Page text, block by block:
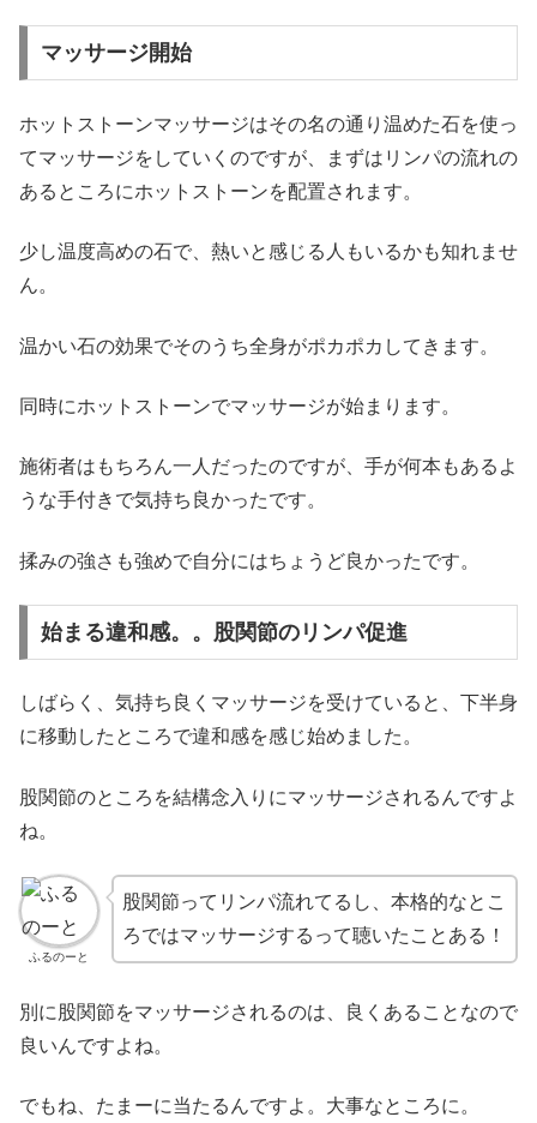
マッサージ開始
ホットストーンマッサージはその名の通り温めた石を使っ
てマッサージをしていくのですが、まずはリンパの流れの
あるところにホットストーンを配置されます。
少し温度高めの石で、熱いと感じる人もいるかも知れませ
ん。
温かい石の効果でそのうち全身がポカポカしてきます。
同時にホットストーンでマッサージが始まります。
施術者はもちろん一人だったのですが、手が何本もあるよ
うな手付きで気持ち良かったです。
揉みの強さも強めで自分にはちょうど良かったです。
始まる違和感。。股関節のリンパ促進
しばらく、気持ち良くマッサージを受けていると、下半身
に移動したところで違和感を感じ始めました。
股関節のところを結構念入りにマッサージされるんですよ
ね。
ふるのーと
股関節ってリンパ流れてるし、本格的なとこ
ろではマッサージするって聴いたことある！
別に股関節をマッサージされるのは、良くあることなので
良いんですよね。
でもね、たまーに当たるんですよ。大事なところに。